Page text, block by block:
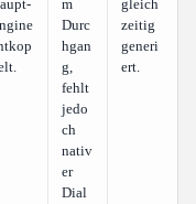
m
Durc
hgan
g,
fehlt
jedo
ch
nativ
er
Dial
gleich
zeitig
generi
ert.